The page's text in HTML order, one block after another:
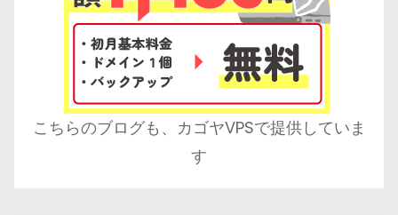
こちらのブログも、カゴヤVPSで提供していま
す